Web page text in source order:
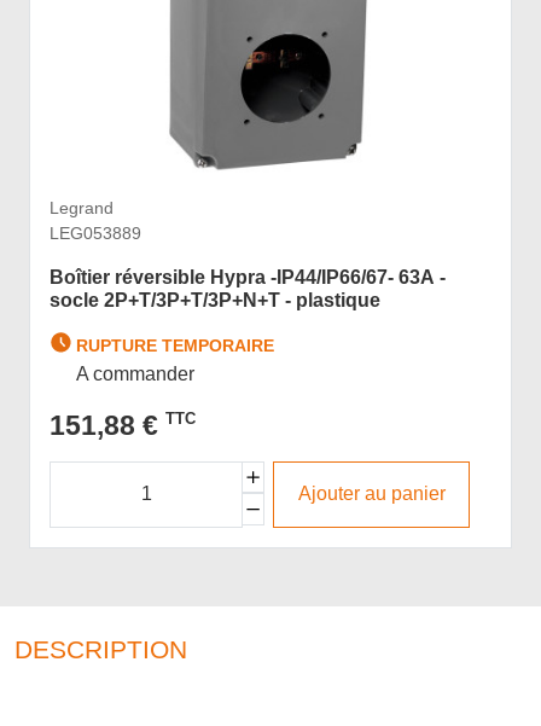
Legrand
LEG053889
Boîtier réversible Hypra -IP44/IP66/67- 63A -
socle 2P+T/3P+T/3P+N+T - plastique
RUPTURE TEMPORAIRE
A commander
151,88 € TTC
Ajouter au panier
DESCRIPTION